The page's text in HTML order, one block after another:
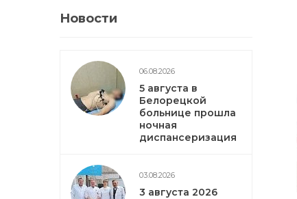
Новости
06.08.2026
5 августа в
Белорецкой
больнице прошла
ночная
диспансеризация
03.08.2026
3 августа 2026